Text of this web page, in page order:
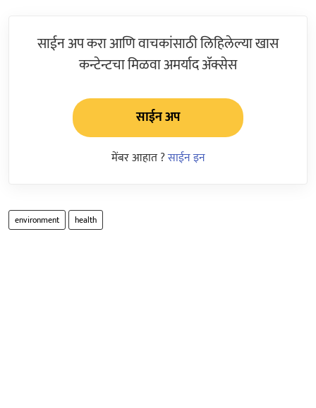
साईन अप करा आणि वाचकांसाठी लिहिलेल्या खास
कन्टेन्टचा मिळवा अमर्याद ॲक्सेस
साईन अप
मेंबर आहात ?साईन इन
environment health